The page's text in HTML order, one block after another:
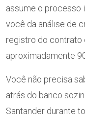
assume o processo
você da análise de
registro do contrato
aproximadamente
Você não precisa
atrás do banco
Santander durante